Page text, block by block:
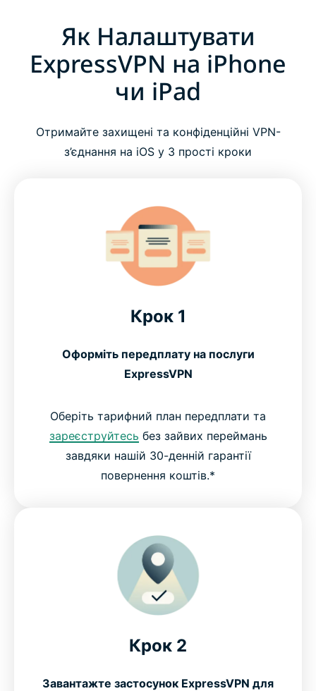
Як Налаштувати
ExpressVPN на iPhone
чи iPad
Отримайте захищені та конфіденційні VPN-
з’єднання на iOS у 3 прості кроки
Крок 1
Оформіть передплату на послуги
ExpressVPN
Оберіть тарифний план передплати та
зареєструйтесь без зайвих переймань
завдяки нашій 30-денній гарантії
повернення коштів.*
Крок 2
Завантажте застосунок ExpressVPN для